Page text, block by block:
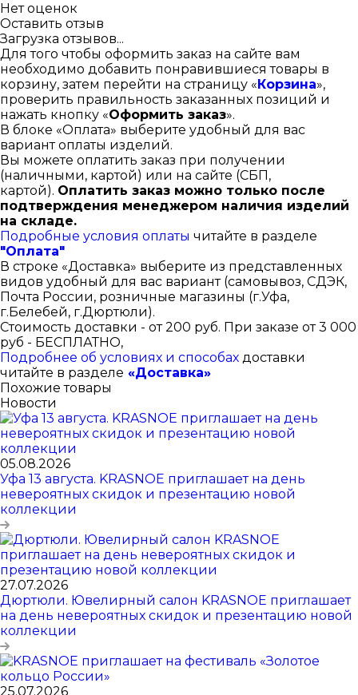
Нет оценок
Оставить отзыв
Загрузка отзывов...
Для того чтобы оформить заказ на сайте вам
необходимо добавить понравившиеся товары в
корзину, затем перейти на страницу «Корзина»,
проверить правильность заказанных позиций и
нажать кнопку «Оформить заказ».
В блоке «Оплата» выберите удобный для вас
вариант оплаты изделий.
Вы можете оплатить заказ при получении
(наличными, картой) или на сайте (СБП,
картой). Оплатить заказ можно только после
подтверждения менеджером наличия изделий
на складе.
Подробные условия оплаты читайте в разделе
"Оплата"
В строке «Доставка» выберите из представленных
видов удобный для вас вариант (самовывоз, СДЭК,
Почта России, розничные магазины (г.Уфа,
г.Белебей, г.Дюртюли).
Стоимость доставки - от 200 руб. При заказе от 3 000
руб - БЕСПЛАТНО,
Подробнее об условиях и способах доставки
читайте в разделе «Доставка»
Похожие товары
Новости
05.08.2026
Уфа 13 августа. KRASNOE приглашает на день
невероятных скидок и презентацию новой
коллекции
27.07.2026
Дюртюли. Ювелирный салон KRASNOE приглашает
на день невероятных скидок и презентацию новой
коллекции
25.07.2026